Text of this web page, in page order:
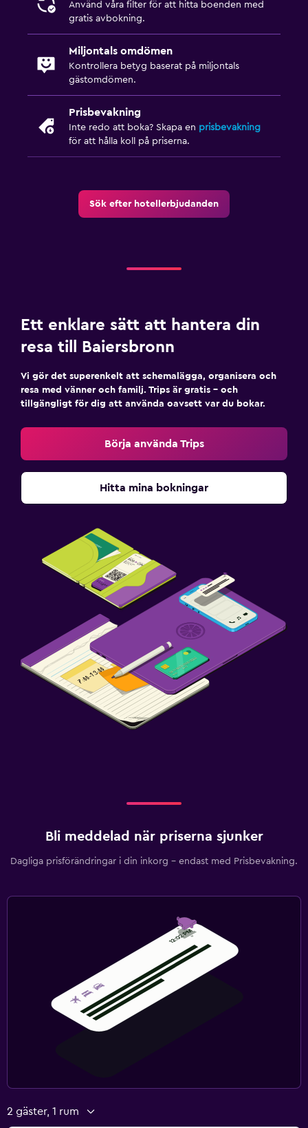
Använd våra filter för att hitta boenden med
gratis avbokning.
Miljontals omdömen
Kontrollera betyg baserat på miljontals
gästomdömen.
Prisbevakning
Inte redo att boka? Skapa en prisbevakning
för att hålla koll på priserna.
Sök efter hotellerbjudanden
Ett enklare sätt att hantera din
resa till Baiersbronn
Vi gör det superenkelt att schemalägga, organisera och
resa med vänner och familj. Trips är gratis – och
tillgängligt för dig att använda oavsett var du bokar.
Börja använda Trips
Hitta mina bokningar
Bli meddelad när priserna sjunker
Dagliga prisförändringar i din inkorg – endast med Prisbevakning.
2 gäster, 1 rum